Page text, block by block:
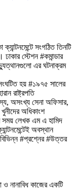
সংগঠিত তিনটি
স্টেশন #কমান্ডার
এর ঘটনাক্রম
হয় #১৯৭৫ সালের
রাষ্ট্রপতি
অসংখ্য সেনা অফিসার,
অধিকাংশ
লেখক এম এ হামিদ
অবস্থান
#প্রশ্নের #উত্তর
ও নানাবিধ কাজের একটি